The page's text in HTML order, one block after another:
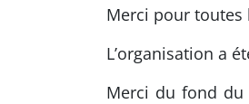
Merci pour toutes
L’organisation a
Merci du fond